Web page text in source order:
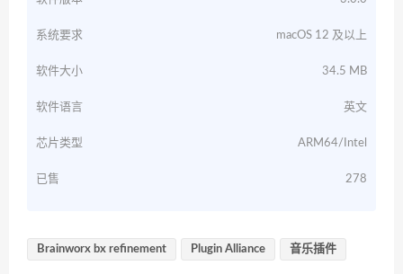
系统要求 macOS 12 及以上
软件大小 34.5 MB
软件语言 英文
芯片类型 ARM64/Intel
已售 278
Brainworx bx refinement Plugin Alliance 音乐插件